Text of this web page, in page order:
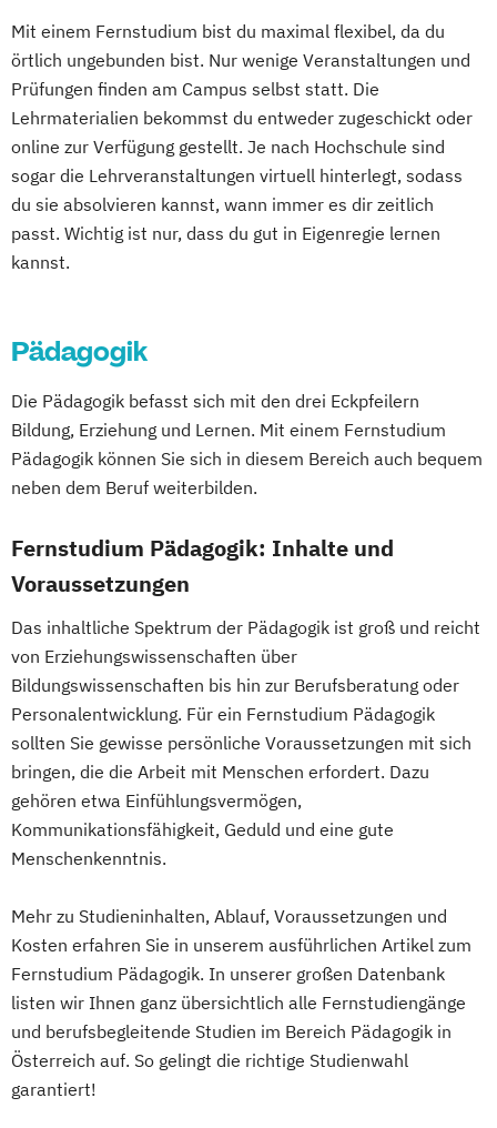
Mit einem Fernstudium bist du maximal flexibel, da du
örtlich ungebunden bist. Nur wenige Veranstaltungen und
Prüfungen finden am Campus selbst statt. Die
Lehrmaterialien bekommst du entweder zugeschickt oder
online zur Verfügung gestellt. Je nach Hochschule sind
sogar die Lehrveranstaltungen virtuell hinterlegt, sodass
du sie absolvieren kannst, wann immer es dir zeitlich
passt. Wichtig ist nur, dass du gut in Eigenregie lernen
kannst.
Pädagogik
Die Pädagogik befasst sich mit den drei Eckpfeilern
Bildung, Erziehung und Lernen. Mit einem Fernstudium
Pädagogik können Sie sich in diesem Bereich auch bequem
neben dem Beruf weiterbilden.
Fernstudium Pädagogik: Inhalte und
Voraussetzungen
Das inhaltliche Spektrum der Pädagogik ist groß und reicht
von Erziehungswissenschaften über
Bildungswissenschaften bis hin zur Berufsberatung oder
Personalentwicklung. Für ein Fernstudium Pädagogik
sollten Sie gewisse persönliche Voraussetzungen mit sich
bringen, die die Arbeit mit Menschen erfordert. Dazu
gehören etwa Einfühlungsvermögen,
Kommunikationsfähigkeit, Geduld und eine gute
Menschenkenntnis.
Mehr zu Studieninhalten, Ablauf, Voraussetzungen und
Kosten erfahren Sie in unserem ausführlichen Artikel zum
Fernstudium Pädagogik. In unserer großen Datenbank
listen wir Ihnen ganz übersichtlich alle Fernstudiengänge
und berufsbegleitende Studien im Bereich Pädagogik in
Österreich auf. So gelingt die richtige Studienwahl
garantiert!